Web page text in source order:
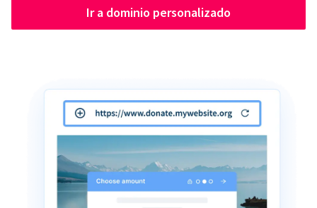
Ir a dominio personalizado